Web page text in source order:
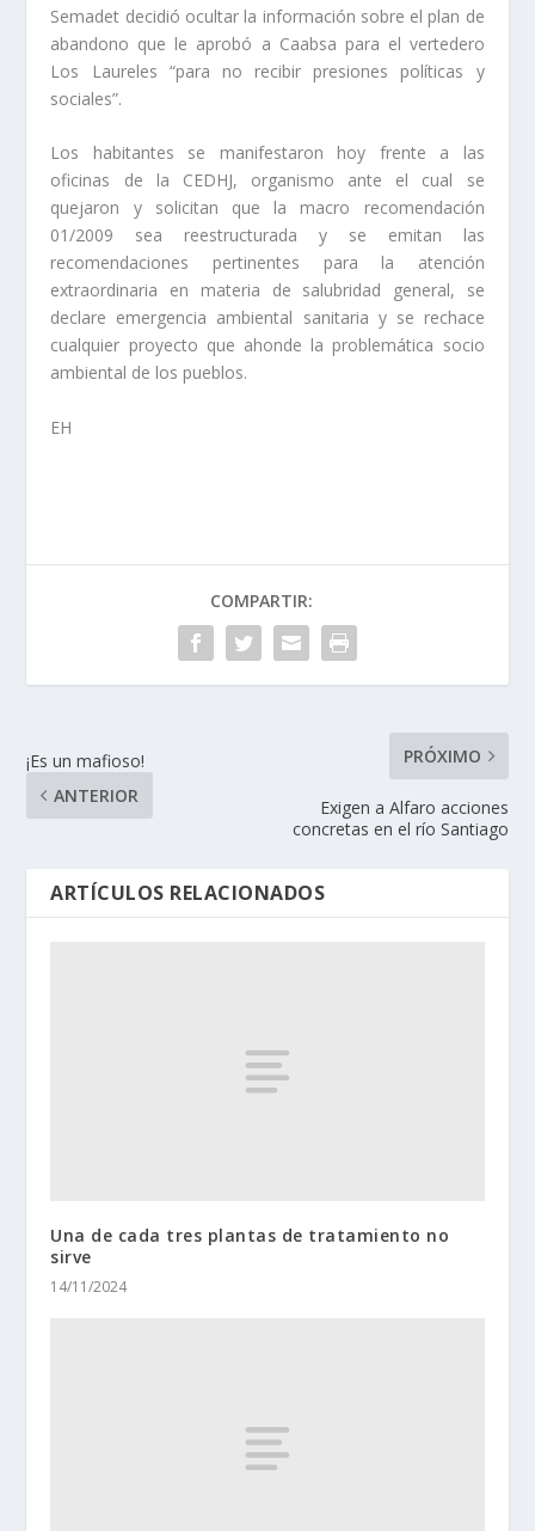
Semadet decidió ocultar la información sobre el plan de
abandono que le aprobó a Caabsa para el vertedero
Los Laureles “para no recibir presiones políticas y
sociales”.
Los habitantes se manifestaron hoy frente a las
oficinas de la CEDHJ, organismo ante el cual se
quejaron y solicitan que la macro recomendación
01/2009 sea reestructurada y se emitan las
recomendaciones pertinentes para la atención
extraordinaria en materia de salubridad general, se
declare emergencia ambiental sanitaria y se rechace
cualquier proyecto que ahonde la problemática socio
ambiental de los pueblos.
EH
COMPARTIR:
¡Es un mafioso!
ANTERIOR
PRÓXIMO
Exigen a Alfaro acciones
concretas en el río Santiago
ARTÍCULOS RELACIONADOS
Una de cada tres plantas de tratamiento no
sirve
14/11/2024